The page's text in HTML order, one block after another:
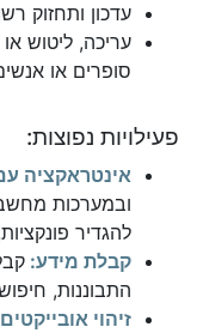
עדכון ותחזוק
עריכה, ליטוש או
סופרים או
פעילויות נפוצות:
אינטראקציה
ובמערכות
להגדיר
קבלת מידע:
התבוננות,
זיהוי